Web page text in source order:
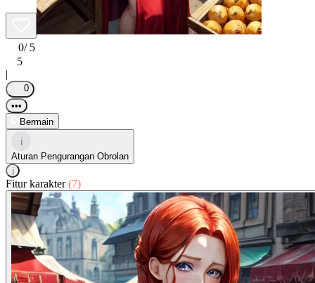
0/ 5
5
|
0
•••
Bermain
i
Aturan Pengurangan Obrolan
i
Fitur karakter(7)